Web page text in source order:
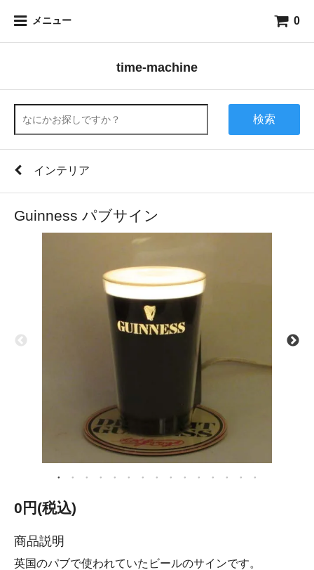
メニュー 0
time-machine
検索
インテリア
Guinness パブサイン
0円(税込)
商品説明
英国のパブで使われていたビールのサインです。